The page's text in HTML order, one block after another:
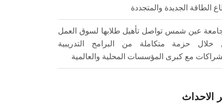
الطاقة الجديدة والمتجددة
عين شمس تواصل تأهيل طلابها لسوق العمل
خلال حزمة متكاملة من البرامج التدريبية
مع كبرى المؤسسات المحلية والعالمية
الاحداث